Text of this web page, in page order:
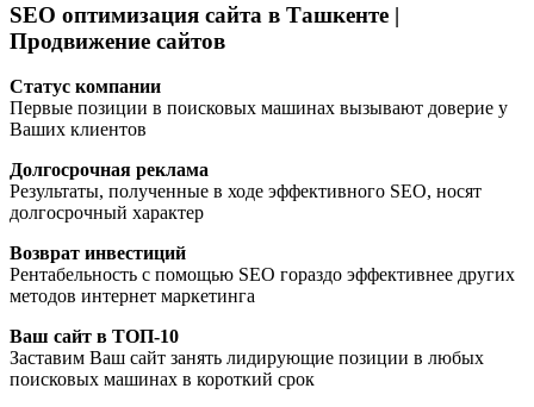
SEO оптимизация сайта в Ташкенте |
Продвижение сайтов
Статус компании
Первые позиции в поисковых машинах вызывают доверие у
Ваших клиентов
Долгосрочная реклама
Результаты, полученные в ходе эффективного SЕО, носят
долгосрочный характер
Возврат инвестиций
Рентабельность с помощью SЕО гораздо эффективнее других
методов интернет маркетинга
Ваш сайт в ТОП-10
Заставим Ваш сайт занять лидирующие позиции в любых
поисковых машинах в короткий срок